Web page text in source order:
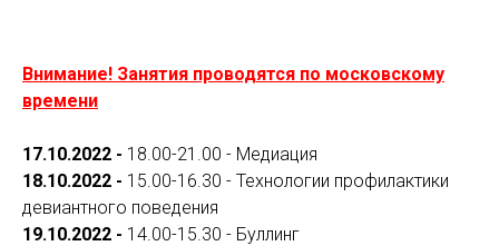
Внимание! Занятия проводятся по московскому
времени
17.10.2022 - 18.00-21.00 - Медиация
18.10.2022 - 15.00-16.30 - Технологии профилактики
девиантного поведения
19.10.2022 - 14.00-15.30 - Буллинг